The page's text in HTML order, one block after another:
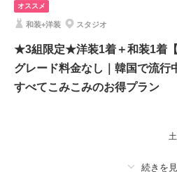
家族・友人と撮影
庭園での撮影
3万円以下のプラン
オススメ
和装+洋装 スタジオ
★3組限定★洋装1着＋和装1着
グレード料金なし｜韓国で流行
すべてこみこみのお得プラン